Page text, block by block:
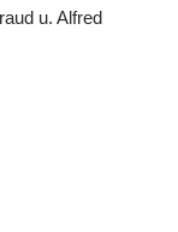
u. Alfred